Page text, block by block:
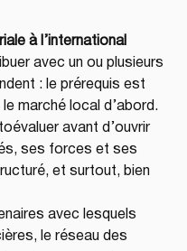
à l’international
avec un ou plusieurs
: le prérequis est
marché local d’abord.
avant d’ouvrir
ses forces et ses
et surtout, bien
avec lesquels
le réseau des